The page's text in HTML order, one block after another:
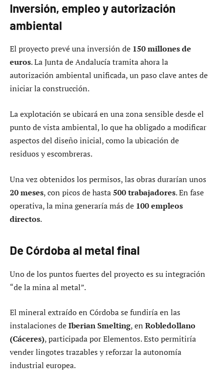
Inversión, empleo y autorización
ambiental
El proyecto prevé una inversión de 150 millones de
euros. La Junta de Andalucía tramita ahora la
autorización ambiental unificada, un paso clave antes de
iniciar la construcción.
La explotación se ubicará en una zona sensible desde el
punto de vista ambiental, lo que ha obligado a modificar
aspectos del diseño inicial, como la ubicación de
residuos y escombreras.
Una vez obtenidos los permisos, las obras durarían unos
20 meses, con picos de hasta500 trabajadores. En fase
operativa, la mina generaría más de 100 empleos
directos.
De Córdoba al metal final
Uno de los puntos fuertes del proyecto es su integración
“de la mina al metal”.
El mineral extraído en Córdoba se fundiría en las
instalaciones deIberian Smelting, en Robledollano
(Cáceres), participada por Elementos. Esto permitiría
vender lingotes trazables y reforzar la autonomía
industrial europea.